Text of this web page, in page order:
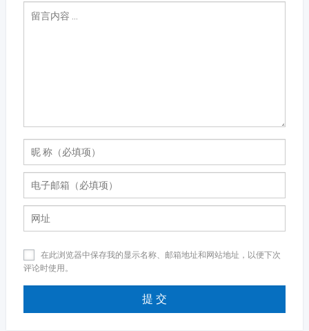
在此浏览器中保存我的显示名称、邮箱地址和网站地址，以便下次
评论时使用。